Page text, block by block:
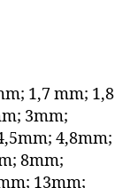
1,7 mm; 1,8
3mm;
4,8mm;
8mm;
13mm;